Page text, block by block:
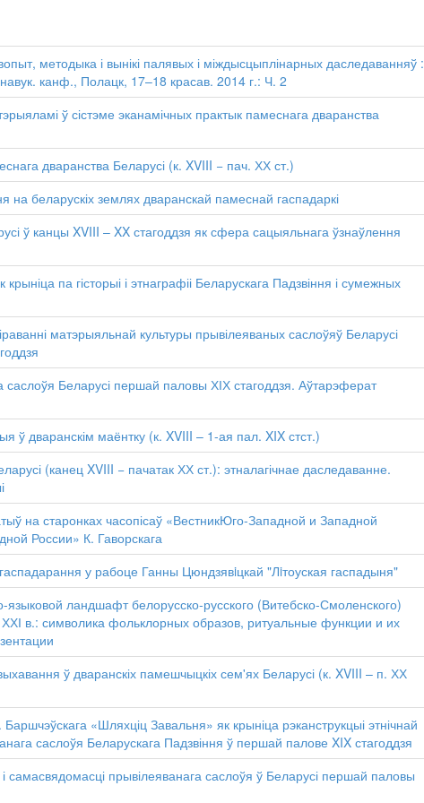
методыка і вынікі палявых і міждысцыплінарных даследаванняў :
канф., Полацк, 17–18 красав. 2014 г.: Ч. 2
ў сістэме эканамічных практык памеснага дваранства
дваранства Беларусі (к. XVIII − пач. ХХ ст.)
на беларускіх землях дваранскай памеснай гаспадаркі
ў канцы XVIII – XX стагоддзя як сфера сацыяльнага ўзнаўлення
крыніца па гісторыі і этнаграфіі Беларускага Падзвіння і сумежных
матэрыяльнай культуры прывілеяваных саслоўяў Беларусі
саслоўя Беларусі першай паловы ХІХ стагоддзя. Аўтарэферат
ў дваранскім маёнтку (к. XVIII – 1-ая пал. XIX стст.)
(канец XVIII − пачатак ХХ ст.): этналагічнае даследаванне.
на старонках часопісаў «ВестникЮго-Западной и Западной
России» К. Гаворскага
у рабоце Ганны Цюндзявiцкай "Лiтоуская гаспадыня"
языковой ландшафт белорусско-русского (Витебско-Смоленского)
в.: символика фольклорных образов, ритуальные функции и их
ў дваранскіх памешчыцкіх сем'ях Беларусі (к. XVIII – п. ХХ
«Шляхціц Завальня» як крыніца рэканструкцыі этнічнай
саслоўя Беларускага Падзвіння ў першай палове XIX стагоддзя
прывілеяванага саслоўя ў Беларусі першай паловы